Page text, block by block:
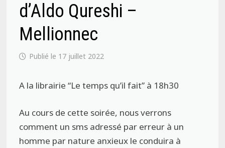
d’Aldo Qureshi –
Mellionnec
17 juillet 2022
A la librairie “Le temps qu’il fait” à 18h30
Au cours de cette soirée, nous verrons
comment un sms adressé par erreur à un
homme par nature anxieux le conduira à